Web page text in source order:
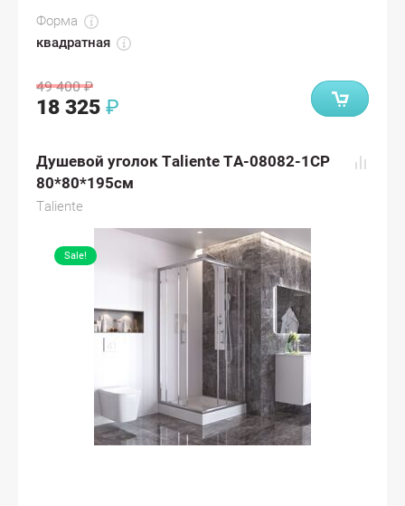
Форма
квадратная
49 400 ₽
18 325 ₽
Душевой уголок Taliente TA-08082-1CP
80*80*195см
Taliente
Sale!